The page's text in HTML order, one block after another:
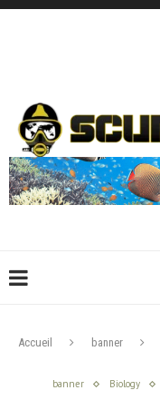
Accueil banner
banner Biology